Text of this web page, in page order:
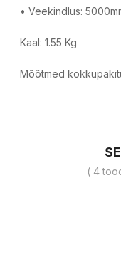
• Veekindlus:
Kaal: 1.55 Kg
Mõõtmed
( 4